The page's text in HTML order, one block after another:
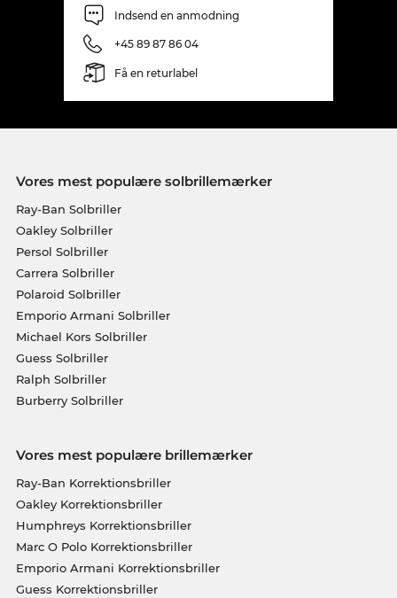
Indsend en anmodning
+45 89 87 86 04
Få en returlabel
Vores mest populære solbrillemærker
Ray-Ban Solbriller
Oakley Solbriller
Persol Solbriller
Carrera Solbriller
Polaroid Solbriller
Emporio Armani Solbriller
Michael Kors Solbriller
Guess Solbriller
Ralph Solbriller
Burberry Solbriller
Vores mest populære brillemærker
Ray-Ban Korrektionsbriller
Oakley Korrektionsbriller
Humphreys Korrektionsbriller
Marc O Polo Korrektionsbriller
Emporio Armani Korrektionsbriller
Guess Korrektionsbriller